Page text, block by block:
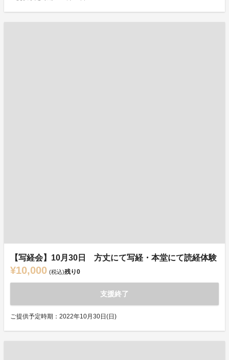
【写経会】10月30日 方丈にて写経・本堂にて読経体験
¥10,000 (税込)残り0
支援終了
ご提供予定時期：2022年10月30日(日)